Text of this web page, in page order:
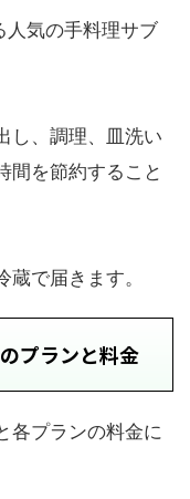
気の手料理サブ
し、調理、皿洗い
間を節約すること
で届きます。
プランと料金
各プランの料金に